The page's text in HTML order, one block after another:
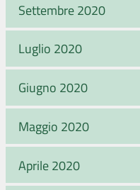
Settembre 2020
Luglio 2020
Giugno 2020
Maggio 2020
Aprile 2020